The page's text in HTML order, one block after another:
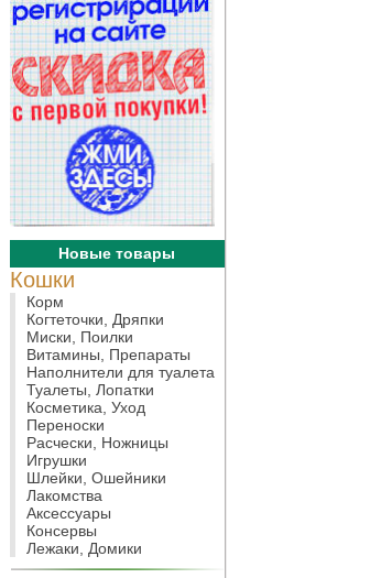
Новые товары
Кошки
Корм
Когтеточки, Дряпки
Миски, Поилки
Витамины, Препараты
Наполнители для туалета
Туалеты, Лопатки
Косметика, Уход
Переноски
Расчески, Ножницы
Игрушки
Шлейки, Ошейники
Лакомства
Аксессуары
Консервы
Лежаки, Домики